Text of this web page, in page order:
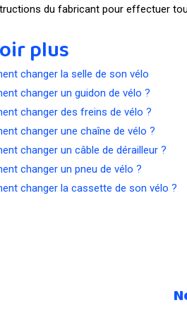
du fabricant pour effectuer
plus
changer la selle de son vélo
changer un guidon de vélo ?
changer des freins de vélo ?
changer une chaîne de vélo ?
changer un câble de dérailleur ?
changer un pneu de vélo ?
changer la cassette de son vélo ?